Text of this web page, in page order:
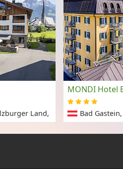
Land,
MONDI Hotel
Bad